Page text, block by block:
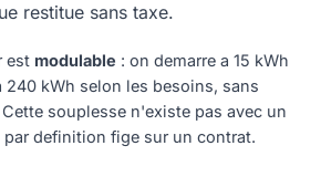
restitue sans taxe.
est modulable : on demarre a 15 kWh
kWh selon les besoins, sans
souplesse n'existe pas avec un
definition fige sur un contrat.